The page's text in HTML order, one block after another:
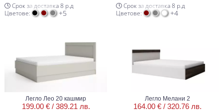
Срок за доставка 8 р.д
Цветове:
+5
Срок за доставка 8 р.д
Цветове:
+4
Легло Лео 20 кашмир
199.00 € / 389.21 лв.
Легло Мелани 2
164.00 € / 320.76 лв.